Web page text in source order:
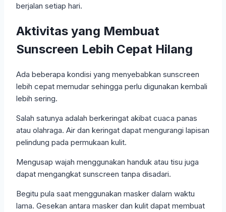
berjalan setiap hari.
Aktivitas yang Membuat
Sunscreen Lebih Cepat Hilang
Ada beberapa kondisi yang menyebabkan sunscreen
lebih cepat memudar sehingga perlu digunakan kembali
lebih sering.
Salah satunya adalah berkeringat akibat cuaca panas
atau olahraga. Air dan keringat dapat mengurangi lapisan
pelindung pada permukaan kulit.
Mengusap wajah menggunakan handuk atau tisu juga
dapat mengangkat sunscreen tanpa disadari.
Begitu pula saat menggunakan masker dalam waktu
lama. Gesekan antara masker dan kulit dapat membuat